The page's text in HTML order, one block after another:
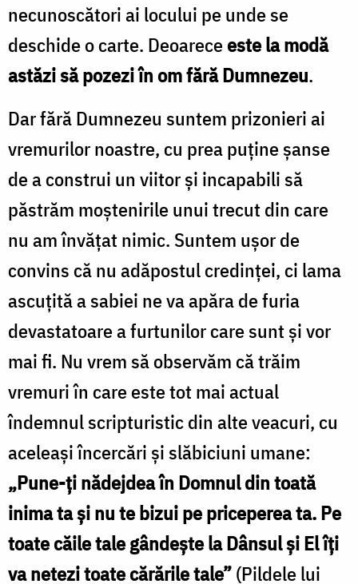
necunoscători ai locului pe unde se
deschide o carte. Deoareceeste la modă
astăzi să pozezi în om fără Dumnezeu.
Dar fără Dumnezeu suntem prizonieri ai
vremurilor noastre, cu prea puține șanse
de a construi un viitor și incapabili să
păstrăm moștenirile unui trecut din care
nu am învățat nimic. Suntem ușor de
convins că nu adăpostul credinței, ci lama
ascuțită a sabiei ne va apăra de furia
devastatoare a furtunilor care sunt și vor
mai fi. Nu vrem să observăm că trăim
vremuri în care este tot mai actual
îndemnul scripturistic din alte veacuri, cu
aceleași încercări și slăbiciuni umane:
„Pune-ți nădejdea în Domnul din toată
inima ta și nu te bizui pe priceperea ta. Pe
toate căile tale gândește la Dânsul și El îți
va netezi toate cărările tale”(Pildele lui